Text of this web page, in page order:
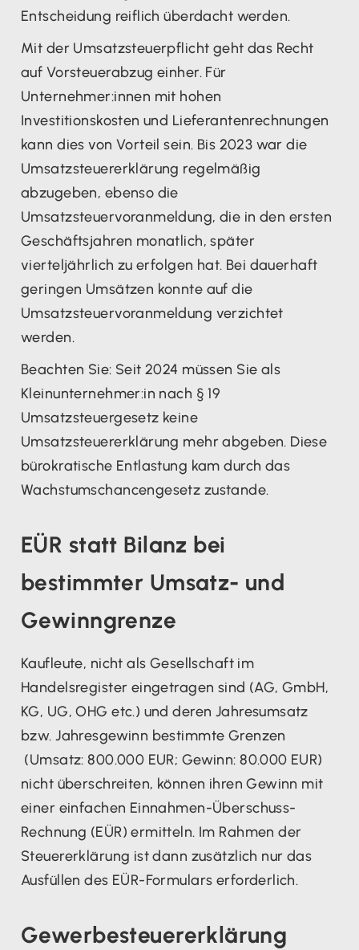
Entscheidung reiflich überdacht werden.
Mit der Umsatzsteuerpflicht geht das Recht
auf Vorsteuerabzug einher. Für
Unternehmer:innen mit hohen
Investitionskosten und Lieferantenrechnungen
kann dies von Vorteil sein. Bis 2023 war die
Umsatzsteuererklärung regelmäßig
abzugeben, ebenso die
Umsatzsteuervoranmeldung, die in den ersten
Geschäftsjahren monatlich, später
vierteljährlich zu erfolgen hat. Bei dauerhaft
geringen Umsätzen konnte auf die
Umsatzsteuervoranmeldung verzichtet
werden.
Beachten Sie: Seit 2024 müssen Sie als
Kleinunternehmer:in nach § 19
Umsatzsteuergesetz keine
Umsatzsteuererklärung mehr abgeben. Diese
bürokratische Entlastung kam durch das
Wachstumschancengesetz zustande.
EÜR statt Bilanz bei
bestimmter Umsatz- und
Gewinngrenze
Kaufleute, nicht als Gesellschaft im
Handelsregister eingetragen sind (AG, GmbH,
KG, UG, OHG etc.) und deren Jahresumsatz
bzw. Jahresgewinn bestimmte Grenzen
(Umsatz: 800.000 EUR; Gewinn: 80.000 EUR)
nicht überschreiten, können ihren Gewinn mit
einer einfachen Einnahmen-Überschuss-
Rechnung (EÜR) ermitteln. Im Rahmen der
Steuererklärung ist dann zusätzlich nur das
Ausfüllen des EÜR-Formulars erforderlich.
Gewerbesteuererklärung